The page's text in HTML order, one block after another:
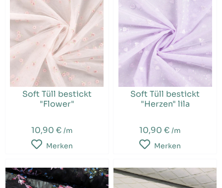
Soft Tüll bestickt
"Flower"
10,90 € /m
Merken
Soft Tüll bestickt
"Herzen" lila
10,90 €/m
Merken